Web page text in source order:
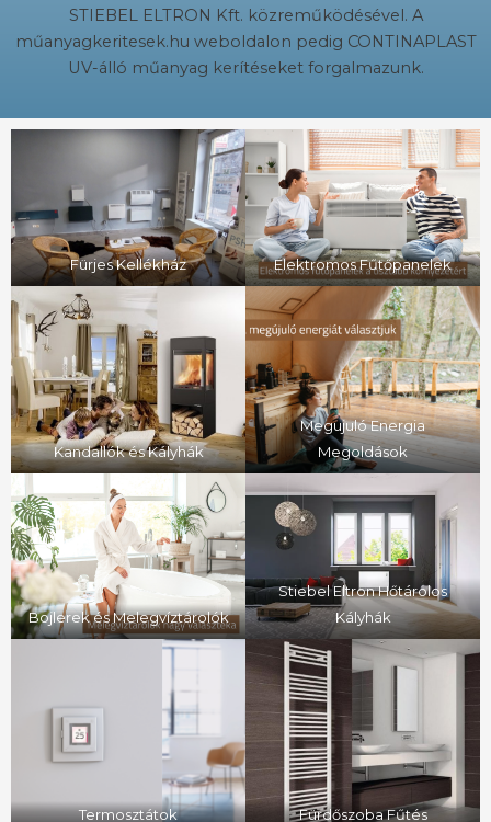
STIEBEL ELTRON Kft. közreműködésével. A
műanyagkeritesek.hu weboldalon pedig CONTINAPLAST
UV-álló műanyag kerítéseket forgalmazunk.
Fürjes Kellékház Elektromos Fűtőpanelek
Kandallók és Kályhák
Megujuló Energia
Megoldások
Bojlerek és Melegvíztárolók
Stiebel Eltron Hőtárolos
Kályhák
Termosztátok Fürdőszoba Fűtés